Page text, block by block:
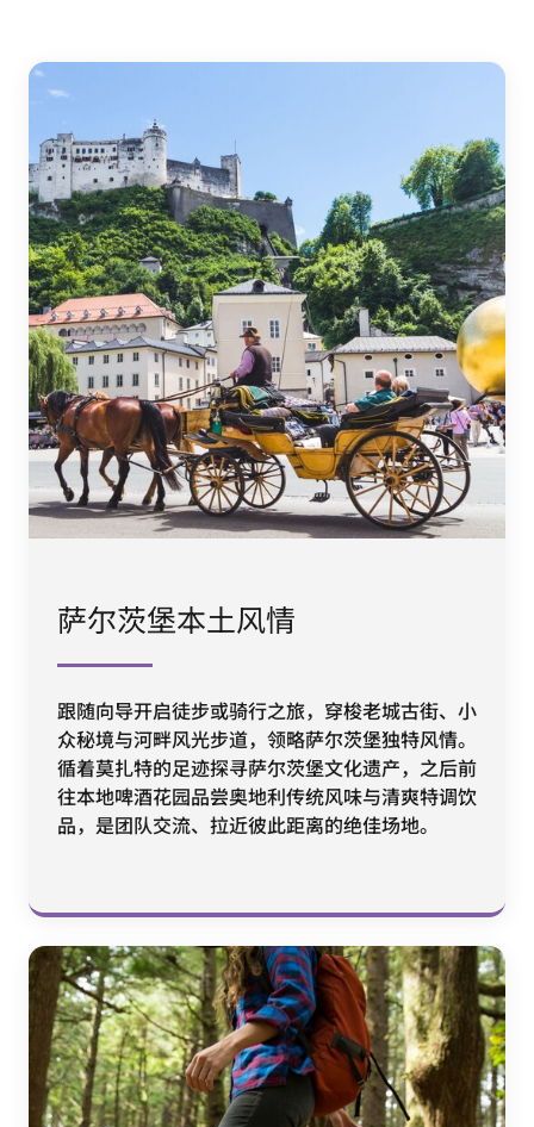
萨尔茨堡本土风情
跟随向导开启徒步或骑行之旅，穿梭老城古街、小
众秘境与河畔风光步道，领略萨尔茨堡独特风情。
循着莫扎特的足迹探寻萨尔茨堡文化遗产，之后前
往本地啤酒花园品尝奥地利传统风味与清爽特调饮
品，是团队交流、拉近彼此距离的绝佳场地。